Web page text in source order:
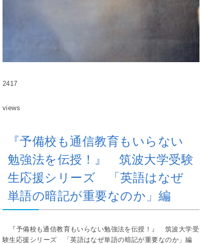
2417
views
『予備校も通信教育もいらない
勉強法を伝授！』 筑波大学受験
生応援シリーズ 「英語はなぜ
単語の暗記が重要なのか」編
『予備校も通信教育もいらない勉強法を伝授！』 筑波大学受
験生応援シリーズ 「英語はなぜ単語の暗記が重要なのか」編